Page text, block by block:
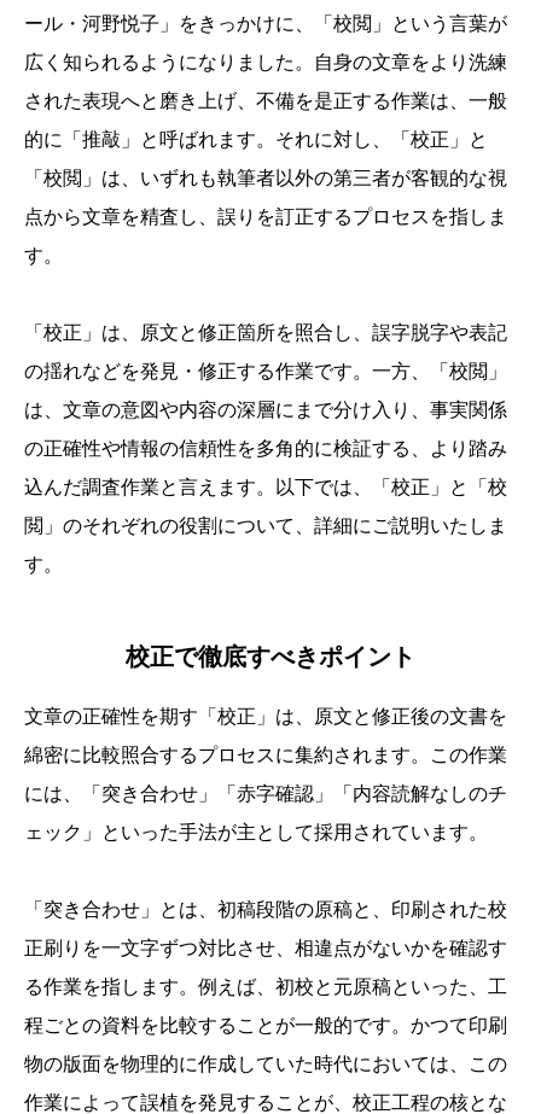
ール・河野悦子」をきっかけに、「校閲」という言葉が
広く知られるようになりました。自身の文章をより洗練
された表現へと磨き上げ、不備を是正する作業は、一般
的に「推敲」と呼ばれます。それに対し、「校正」と
「校閲」は、いずれも執筆者以外の第三者が客観的な視
点から文章を精査し、誤りを訂正するプロセスを指しま
す。
「校正」は、原文と修正箇所を照合し、誤字脱字や表記
の揺れなどを発見・修正する作業です。一方、「校閲」
は、文章の意図や内容の深層にまで分け入り、事実関係
の正確性や情報の信頼性を多角的に検証する、より踏み
込んだ調査作業と言えます。以下では、「校正」と「校
閲」のそれぞれの役割について、詳細にご説明いたしま
す。
校正で徹底すべきポイント
文章の正確性を期す「校正」は、原文と修正後の文書を
綿密に比較照合するプロセスに集約されます。この作業
には、「突き合わせ」「赤字確認」「内容読解なしのチ
ェック」といった手法が主として採用されています。
「突き合わせ」とは、初稿段階の原稿と、印刷された校
正刷りを一文字ずつ対比させ、相違点がないかを確認す
る作業を指します。例えば、初校と元原稿といった、工
程ごとの資料を比較することが一般的です。かつて印刷
物の版面を物理的に作成していた時代においては、この
作業によって誤植を発見することが、校正工程の核とな